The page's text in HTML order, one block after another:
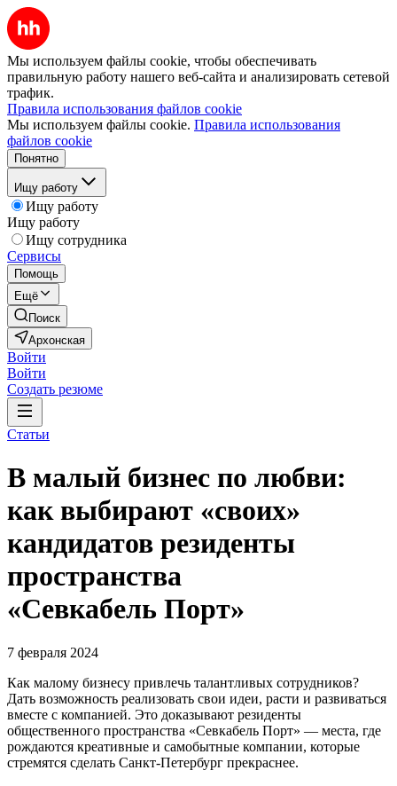
Мы используем файлы cookie, чтобы обеспечивать
правильную работу нашего веб-сайта и анализировать сетевой
трафик.
Правила использования файлов cookie
Мы используем файлы cookie. Правила использования
файлов cookie
Понятно
Ищу работу
Ищу работу
Ищу работу
Ищу сотрудника
Сервисы
Помощь
Ещё
Поиск
Архонская
Войти
Войти
Создать резюме
Статьи
В малый бизнес по любви:
как выбирают «своих»
кандидатов резиденты
пространства
«Севкабель Порт»
7 февраля 2024
Как малому бизнесу привлечь талантливых сотрудников?
Дать возможность реализовать свои идеи, расти и развиваться
вместе с компанией. Это доказывают резиденты
общественного пространства «Севкабель Порт» — места, где
рождаются креативные и самобытные компании, которые
стремятся сделать Санкт-Петербург прекраснее.